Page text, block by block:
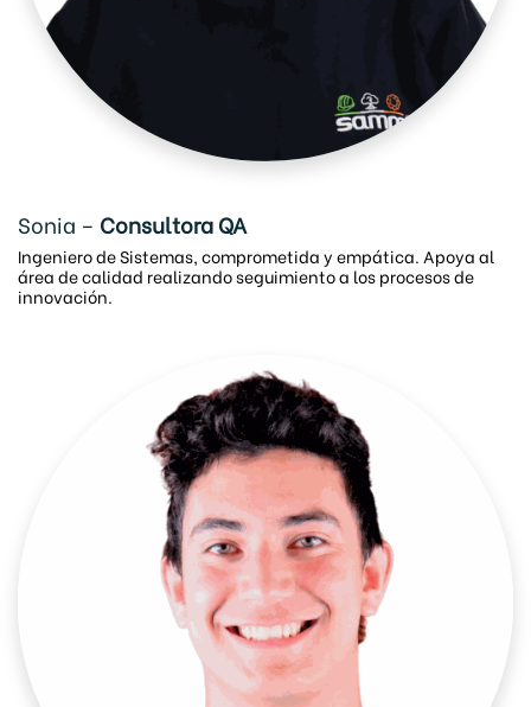
Sonia – Consultora QA
Ingeniero de Sistemas, comprometida y empática. Apoya al
área de calidad realizando seguimiento a los procesos de
innovación.